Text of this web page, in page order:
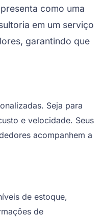
como uma
em um serviço
garantindo que
Seja para
e velocidade. Seus
acompanhem a
de estoque,
de